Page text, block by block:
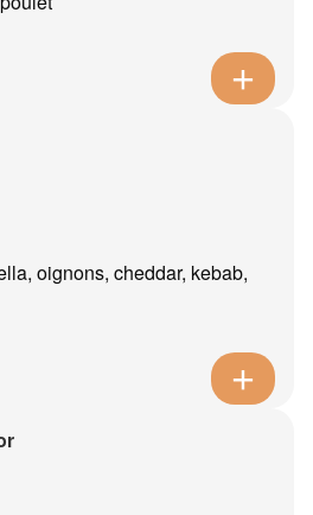
oignons, cheddar, kebab,